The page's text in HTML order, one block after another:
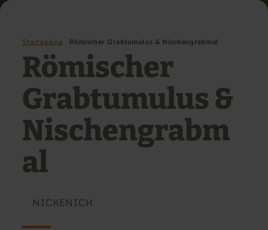
Startpagina Römischer Grabtumulus & Nischengrabmal
Römischer
Grabtumulus &
Nischengrabm
al
NICKENICH